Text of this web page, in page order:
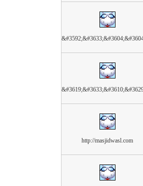
http://masjidwasl.com